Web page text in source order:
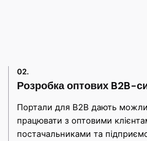
02.
Розробка оптових B2B-
Портали для B2B дають
працювати з оптовими
постачальниками та